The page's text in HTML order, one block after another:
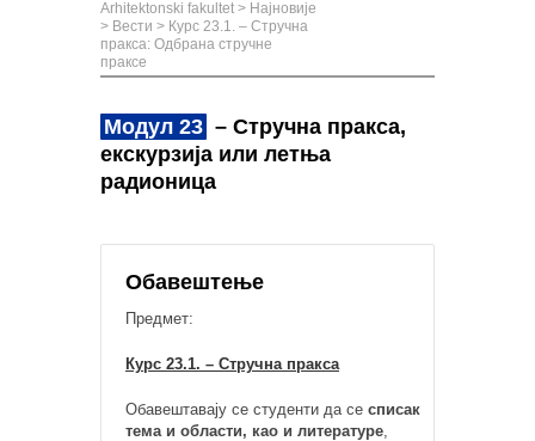
Arhitektonski fakultet > Најновије
> Вести > Курс 23.1. – Стручна
пракса: Одбрана стручне
праксе
Модул 23 – Стручна пракса,
екскурзија или летња
радионица
Обавештење
Предмет:
Курс 23.1. – Стручна пракса
Обавештавају се студенти да се списак
тема и области, као и литературе,